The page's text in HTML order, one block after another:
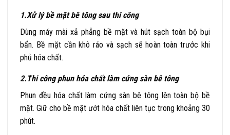
1.Xử lý bề mặt bê tông sau thi công
Dùng máy mài xả phẳng bề mặt và hút sạch toàn bộ bụi
bẩn. Bề mặt cần khô ráo và sạch sẽ hoàn toàn trước khi
phủ hóa chất.
2.Thi công phun hóa chất làm cứng sàn bê tông
Phun đều hóa chất làm cứng sàn bê tông lên toàn bộ bề
mặt. Giữ cho bề mặt ướt hóa chất liên tục trong khoảng 30
phút.